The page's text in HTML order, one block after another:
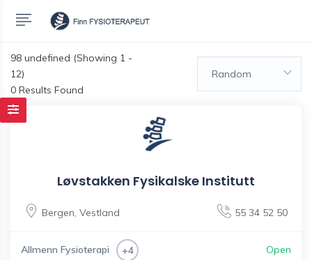
98 undefined (Showing 1 -
12)
0 Results Found
Random
Løvstakken Fysikalske Institutt
Bergen Vestland 55 34 52 50
Allmenn Fysioterapi +4 Open